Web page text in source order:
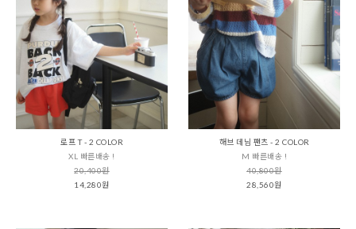
로프 T - 2 COLOR
XL 빠른배송 !
20,400원
14,280원
해브 데님 팬츠 - 2 COLOR
M 빠른배송 !
40,800원
28,560원